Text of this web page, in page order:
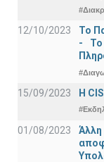
12/10/2023
Το
- Το
15/09/2023 Η
01/08/2023